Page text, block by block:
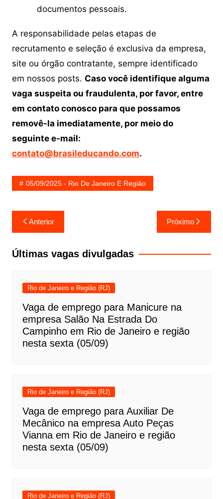
documentos pessoais.
A responsabilidade pelas etapas de
recrutamento e seleção é exclusiva da empresa,
site ou órgão contratante, sempre identificado
em nossos posts. Caso você identifique alguma
vaga suspeita ou fraudulenta, por favor, entre
em contato conosco para que possamos
removê-la imediatamente, por meio do
seguinte e-mail:
contato@brasileducando.com.
05/09/2025 - Rio De Janeiro E Região
Navegação
de
Post
Anterior Próximo
Últimas vagas divulgadas
Rio de Janeiro e Região (RJ)
Vaga de emprego para Manicure na
empresa Salão Na Estrada Do
Campinho em Rio de Janeiro e região
nesta sexta (05/09)
Rio de Janeiro e Região (RJ)
Vaga de emprego para Auxiliar De
Mecânico na empresa Auto Peças
Vianna em Rio de Janeiro e região
nesta sexta (05/09)
Rio de Janeiro e Região (RJ)